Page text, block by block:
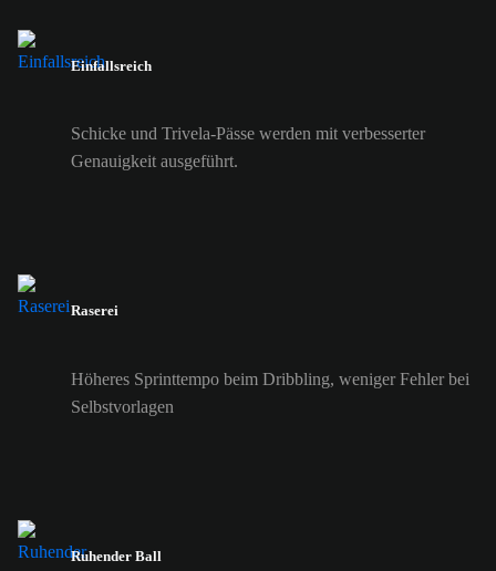
Einfallsreich
Schicke und Trivela-Pässe werden mit verbesserter
Genauigkeit ausgeführt.
Raserei
Höheres Sprinttempo beim Dribbling, weniger Fehler bei
Selbstvorlagen
Ruhender Ball